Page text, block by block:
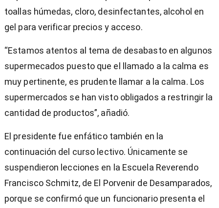
toallas húmedas, cloro, desinfectantes, alcohol en
gel para verificar precios y acceso.
“Estamos atentos al tema de desabasto en algunos
supermecados puesto que el llamado a la calma es
muy pertinente, es prudente llamar a la calma. Los
supermercados se han visto obligados a restringir la
cantidad de productos”, añadió.
El presidente fue enfático también en la
continuación del curso lectivo. Únicamente se
suspendieron lecciones en la Escuela Reverendo
Francisco Schmitz, de El Porvenir de Desamparados,
porque se confirmó que un funcionario presenta el